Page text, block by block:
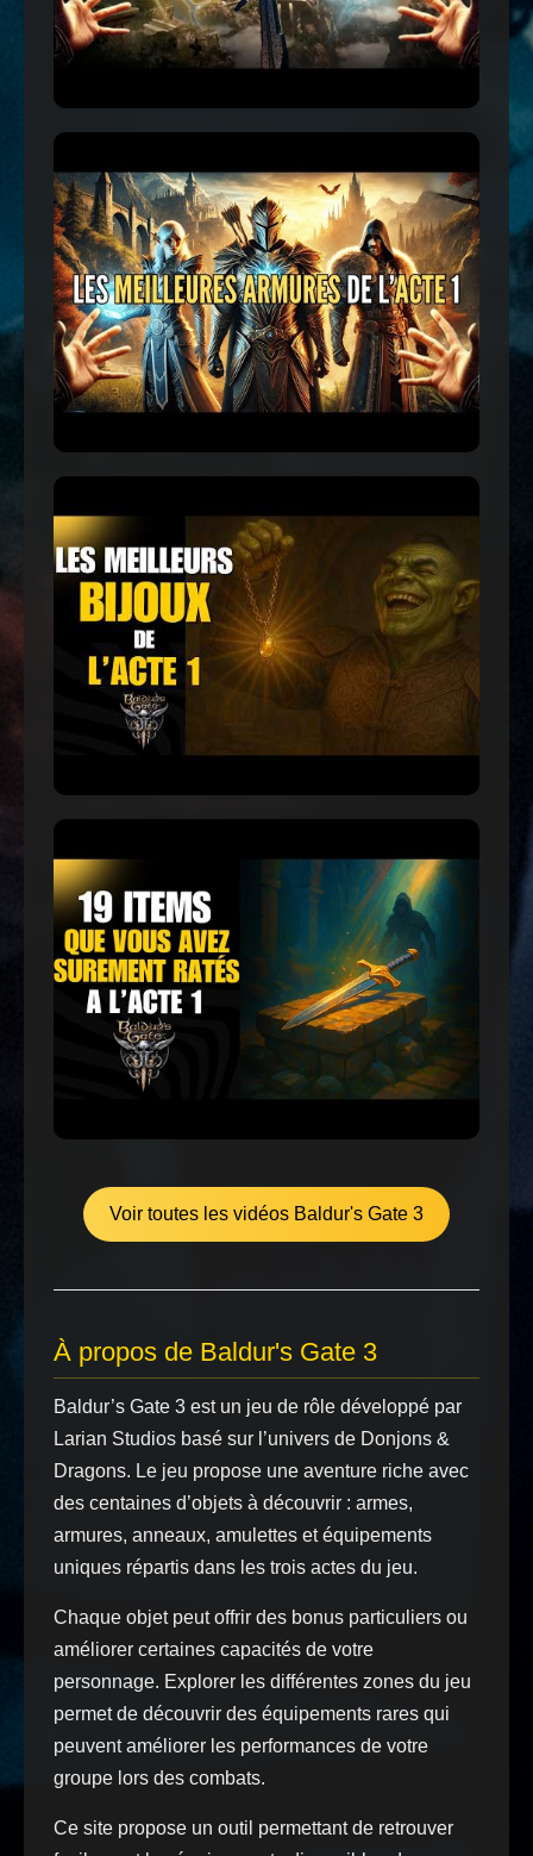
Voir toutes les vidéos Baldur's Gate 3
À propos de Baldur's Gate 3
Baldur’s Gate 3 est un jeu de rôle développé par
Larian Studios basé sur l’univers de Donjons &
Dragons. Le jeu propose une aventure riche avec
des centaines d’objets à découvrir : armes,
armures, anneaux, amulettes et équipements
uniques répartis dans les trois actes du jeu.
Chaque objet peut offrir des bonus particuliers ou
améliorer certaines capacités de votre
personnage. Explorer les différentes zones du jeu
permet de découvrir des équipements rares qui
peuvent améliorer les performances de votre
groupe lors des combats.
Ce site propose un outil permettant de retrouver